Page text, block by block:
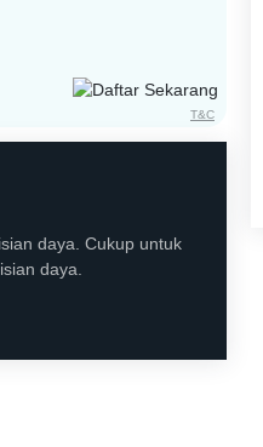
T&C
daya. Cukup untuk
daya.